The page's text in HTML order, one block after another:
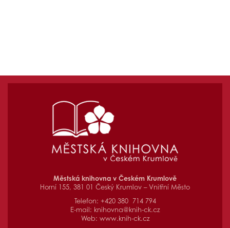
Městská knihovna v Českém Krumlově
Horní 155, 381 01 Český Krumlov – Vnitřní Město
Telefon: +420 380 714 794
E-mail: knihovna@knih-ck.cz
Web: www.knih-ck.cz